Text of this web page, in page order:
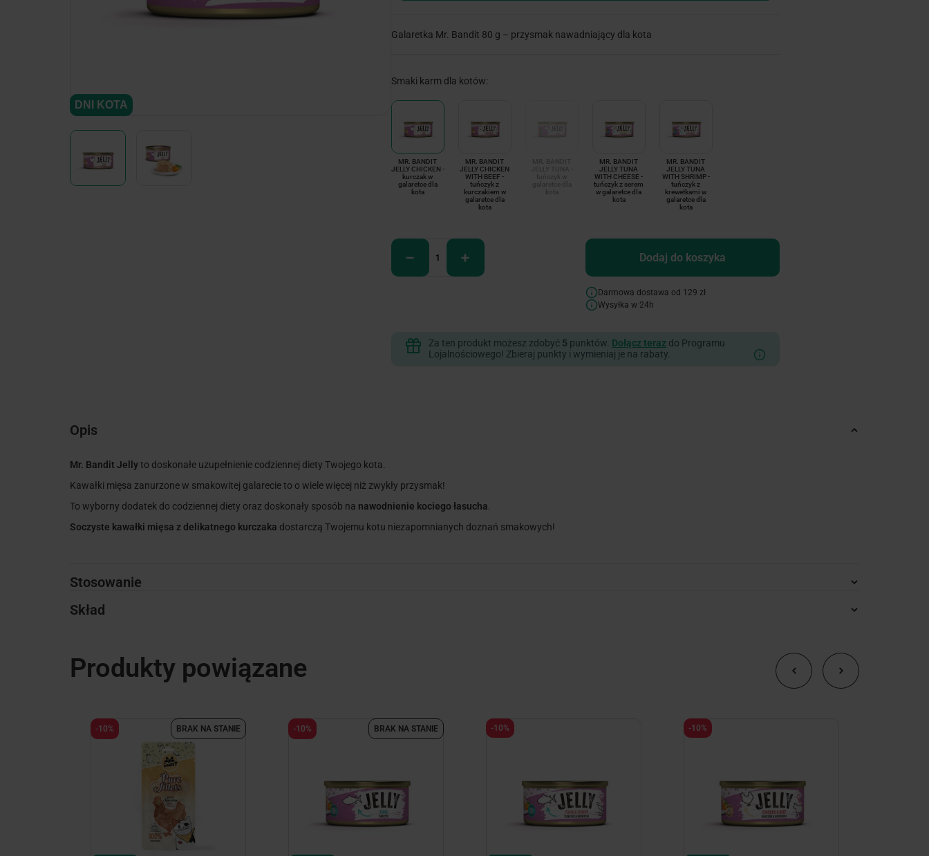
DNI KOTA
Galaretka Mr. Bandit 80 g – przysmak nawadniający dla kota
Smaki karm dla kotów:
MR. BANDIT
JELLY CHICKEN -
kurczak w
galaretce dla
kota
MR. BANDIT
JELLY CHICKEN
WITH BEEF -
tuńczyk z
kurczakiem w
galaretce dla
kota
MR. BANDIT
JELLY TUNA
WITH CHEESE -
tuńczyk z serem
w galaretce dla
kota
MR. BANDIT
JELLY TUNA
WITH SHRIMP -
tuńczyk z
krewetkami w
galaretce dla
kota
Dodaj do koszyka
Darmowa dostawa od 129 zł
Wysyłka w 24h
Za ten produkt możesz zdobyć 5 punktów. Dołącz terazdo Programu
Lojalnościowego! Zbieraj punkty i wymieniaj je na rabaty.
Opis
Mr. Bandit Jellyto doskonałe uzupełnienie codziennej diety Twojego kota.
Kawałki mięsa zanurzone w smakowitej galarecie to o wiele więcej niż zwykły przysmak!
To wyborny dodatek do codziennej diety oraz doskonały sposób na nawodnienie kociego łasucha
Soczyste kawałki mięsa z delikatnego kurczaka dostarczą Twojemu kotu niezapomnianych doznań smakowych!
Stosowanie
Skład
Produkty powiązane
-10% BRAK NA STANIE -10% BRAK NA STANIE -10% -10%